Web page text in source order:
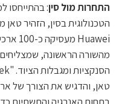
התחרות מול סין
הטכנולוגית בסין, הזהיר טאן
מהשורה הראשונה, שמצליחים
טאן, והדגיש את הצורך של